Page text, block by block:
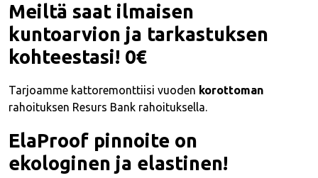
Meiltä saat ilmaisen
kuntoarvion ja tarkastuksen
kohteestasi! 0€
Tarjoamme kattoremonttiisi vuoden korottoman
rahoituksen Resurs Bank rahoituksella.
ElaProof pinnoite on
ekologinen ja elastinen!